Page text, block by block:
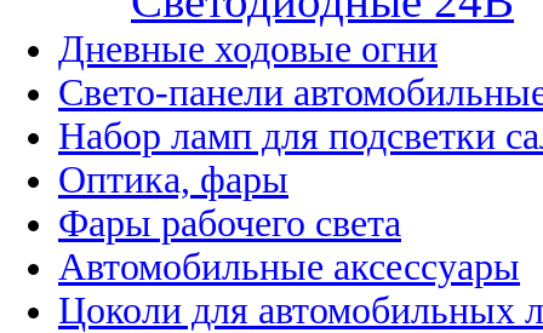
Дневные ходовые огни
Свето-панели
Набор ламп для подсветки
Оптика, фары
Фары рабочего света
Автомобильные аксессуары
Цоколи для автомобильных